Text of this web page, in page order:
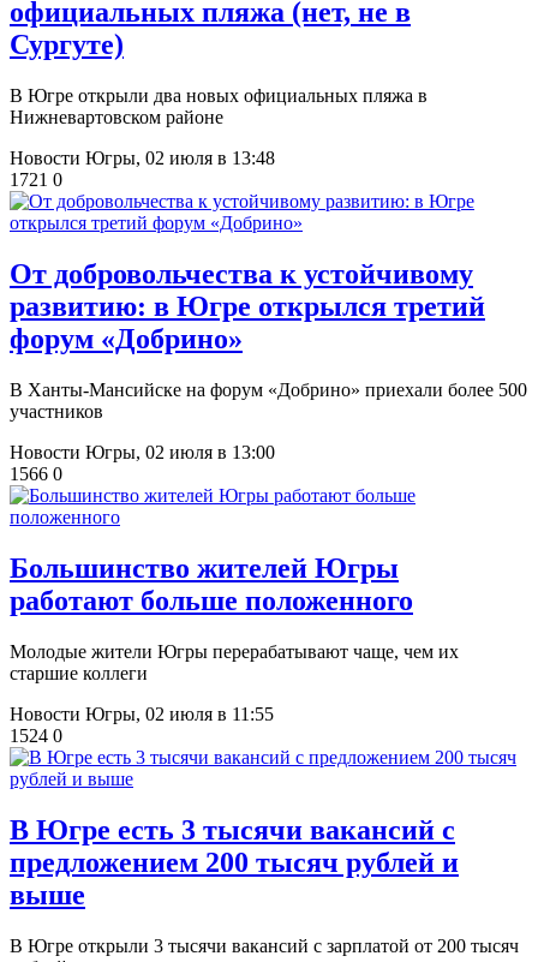
официальных пляжа (нет, не в
Сургуте)
В Югре открыли два новых официальных пляжа в
Нижневартовском районе
Новости Югры, 02 июля в 13:48
1721 0
От добровольчества к устойчивому
развитию: в Югре открылся третий
форум «Добрино»
​В Ханты-Мансийске на форум «Добрино» приехали более 500
участников
Новости Югры, 02 июля в 13:00
1566 0
​Большинство жителей Югры
работают больше положенного
Молодые жители Югры перерабатывают чаще, чем их
старшие коллеги
Новости Югры, 02 июля в 11:55
1524 0
В Югре есть 3 тысячи вакансий с
предложением 200 тысяч рублей и
выше
В Югре открыли 3 тысячи вакансий с зарплатой от 200 тысяч